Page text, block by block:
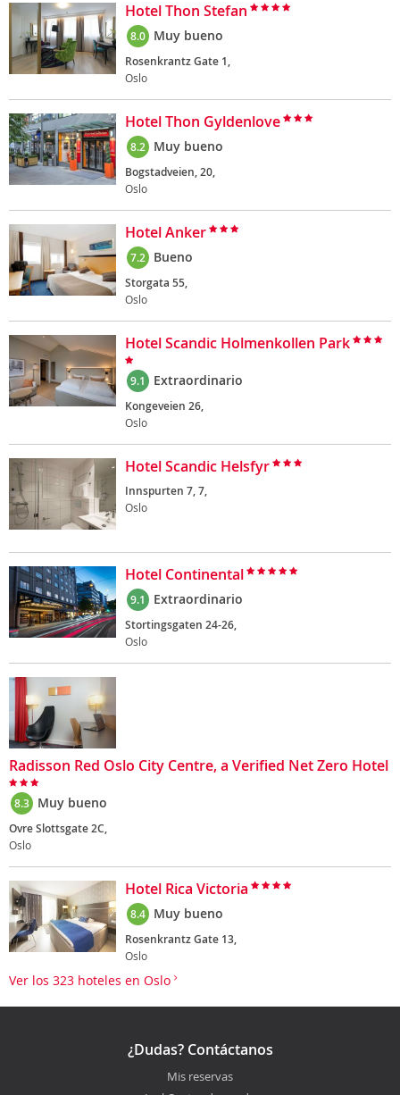
Hotel Thon Stefan
8.0 Muy bueno
Rosenkrantz Gate 1,
Oslo
Hotel Thon Gyldenlove
8.2 Muy bueno
Bogstadveien, 20,
Oslo
Hotel Anker
7.2 Bueno
Storgata 55,
Oslo
Hotel Scandic Holmenkollen Park
9.1 Extraordinario
Kongeveien 26,
Oslo
Hotel Scandic Helsfyr
Innspurten 7, 7,
Oslo
Hotel Continental
9.1 Extraordinario
Stortingsgaten 24-26,
Oslo
Radisson Red Oslo City Centre, a Verified Net Zero Hotel
8.3 Muy bueno
Ovre Slottsgate 2C,
Oslo
Hotel Rica Victoria
8.4 Muy bueno
Rosenkrantz Gate 13,
Oslo
Ver los 323 hoteles en Oslo
¿Dudas? Contáctanos
Mis reservas